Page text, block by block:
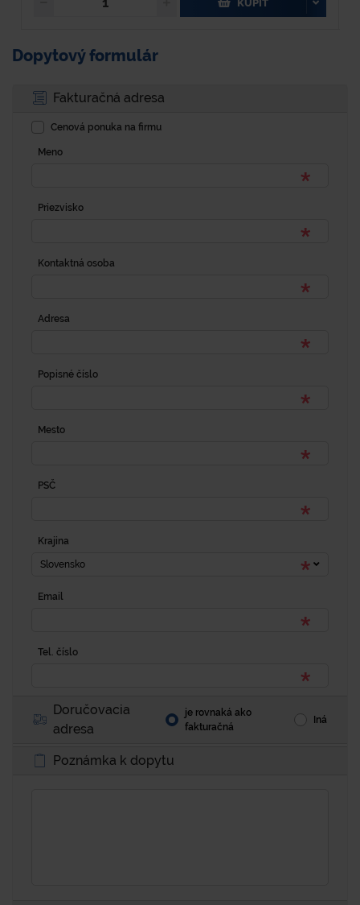
KÚPIŤ
Dopytový formulár
Fakturačná adresa
Cenová ponuka na firmu
Meno
Priezvisko
Kontaktná osoba
Adresa
Popisné číslo
Mesto
PSČ
Krajina
Slovensko
Email
Tel. číslo
Doručovacia
adresa
je rovnaká ako
fakturačná
Iná
Poznámka k dopytu